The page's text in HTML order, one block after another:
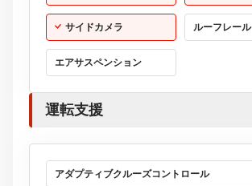
サイドカメラ ルーフレール
エアサスペンション
運転支援
アダプティブクルーズコントロール